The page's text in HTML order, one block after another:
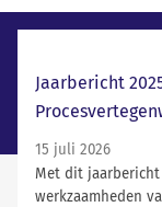
Jaarbericht
15 juli 2026
Met dit
werkzaamheden